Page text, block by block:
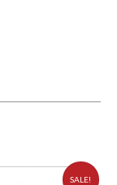
SALE!